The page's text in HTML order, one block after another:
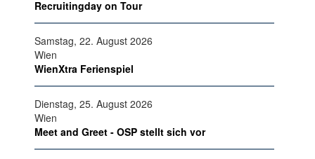
Recruitingday on Tour
Samstag, 22. August 2026
Wien
WienXtra Ferienspiel
Dienstag, 25. August 2026
Wien
Meet and Greet - OSP stellt sich vor